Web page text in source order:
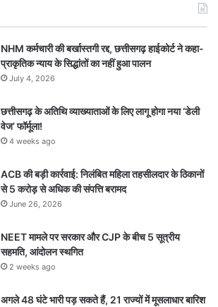
NHM कर्मचारी की बर्खास्तगी रद्द, छत्तीसगढ़ हाईकोर्ट ने कहा-
प्राकृतिक न्याय के सिद्धांतों का नहीं हुआ पालन
July 4, 2026
छत्तीसगढ़ के अतिथि व्याख्याताओं के लिए लागू होगा नया ‘डेली
वेज’ फॉर्मूला!
4 weeks ago
ACB की बड़ी कार्रवाई: निलंबित महिला तहसीलदार के ठिकानों
से 5 करोड़ से अधिक की संपत्ति बरामद
June 26, 2026
NEET मामले पर सरकार और CJP के बीच 5 सूत्रीय
सहमति, आंदोलन स्थगित
2 weeks ago
अगले 48 घंटे भारी पड़ सकते हैं, 21 राज्यों में मूसलाधार बारिश